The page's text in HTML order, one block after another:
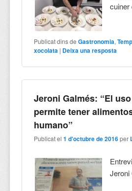
Publicat dins de Gastronomia,
xocolata | Deixa una resposta
Jeroni Galmés: “El
permite tener
humano”
Publicat el1 d'octubre de 2016 per
Jeroni